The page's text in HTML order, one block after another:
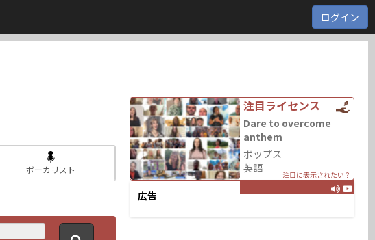
ログイン
ボーカリスト
注目ライセンス
Dare to overcome
anthem
ポップス
英語
注目に表示されたい？
広告